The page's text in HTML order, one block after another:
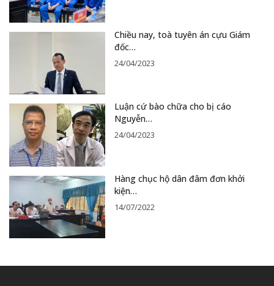
Chiều nay, toà tuyên án cựu Giám
đốc…
24/04/2023
Luận cứ bào chữa cho bị cáo
Nguyễn…
24/04/2023
Hàng chục hộ dân đâm đơn khởi
kiện…
14/07/2022